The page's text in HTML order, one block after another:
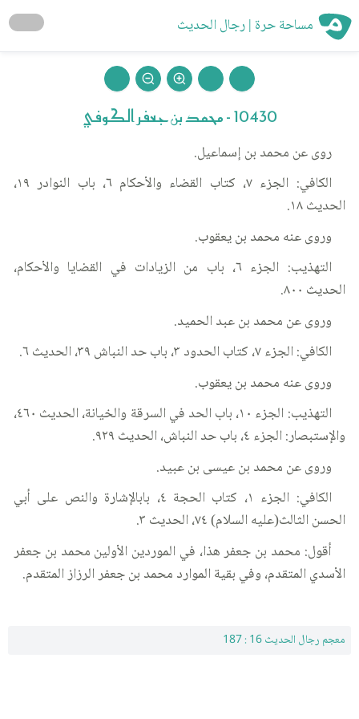
مساحة حرة | رجال الحديث
10430 - محمد بن جعفر الكوفي
روى عن محمد بن إسماعيل.
الكافي: الجزء ٧، كتاب القضاء والأحكام ٦، باب النوادر ١٩،
الحديث ١٨.
وروى عنه محمد بن يعقوب.
التهذيب: الجزء ٦، باب من الزيادات في القضايا والأحكام،
الحديث ٨٠٠.
وروى عن محمد بن عبد الحميد.
الكافي: الجزء ٧، كتاب الحدود ٣، باب حد النباش ٣٩، الحديث ٦.
وروى عنه محمد بن يعقوب.
التهذيب: الجزء ١٠، باب الحد في السرقة والخيانة، الحديث ٤٦٠،
والإستبصار: الجزء ٤، باب حد النباش، الحديث ٩٢٩.
وروى عن محمد بن عيسى بن عبيد.
الكافي: الجزء ١، كتاب الحجة ٤، بابالإشارة والنص على أبي
الحسن الثالث(عليه السلام) ٧٤، الحديث ٣.
أقول: محمد بن جعفر هذا، في الموردين الأولين محمد بن جعفر
الأسدي المتقدم، وفي بقية الموارد محمد بن جعفر الرزاز المتقدم.
معجم رجال الحديث 16 : 187